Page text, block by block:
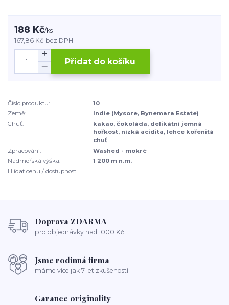
188 Kč/ks
167,86 Kč bez DPH
Přidat do košíku
Číslo produktu:
10
Země:
Indie (Mysore, Bynemara Estate)
Chuť:
kakao, čokoláda, delikátní jemná
hořkost, nízká acidita, lehce kořenitá
chuť
Zpracování:
Washed - mokré
Nadmořská výška:
1 200 m n.m.
Hlídat cenu / dostupnost
Doprava ZDARMA
pro objednávky nad 1000 Kč
Jsme rodinná firma
máme více jak 7 let zkušeností
Garance originality